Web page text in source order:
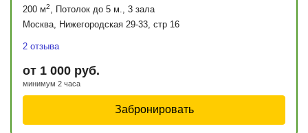
200 м2, Потолок до 5 м., 3 зала
Москва, Нижегородская 29-33, стр 16
2 отзыва
от 1 000 руб.
минимум 2 часа
Забронировать